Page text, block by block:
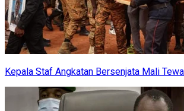
Kepala Staf Angkatan Bersenjata Mali